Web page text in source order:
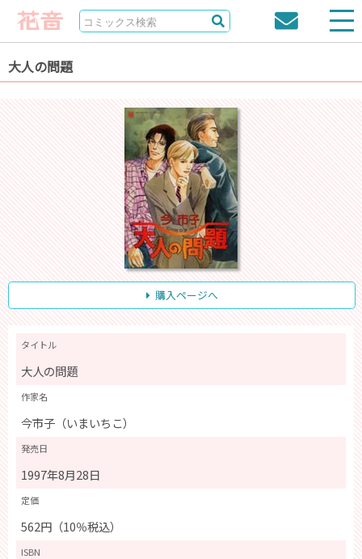
大人の問題
購入ページへ
タイトル
大人の問題
作家名
今市子（いまいちこ）
発売日
1997年8月28日
定価
562円（10％税込）
ISBN